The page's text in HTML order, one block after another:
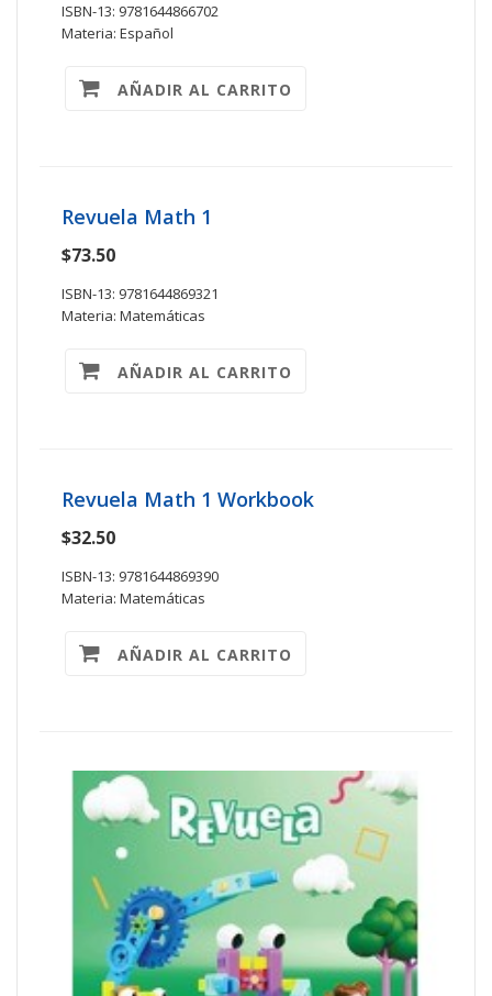
ISBN-13: 9781644866702
Materia: Español
AÑADIR AL CARRITO
Revuela Math 1
$73.50
ISBN-13: 9781644869321
Materia: Matemáticas
AÑADIR AL CARRITO
Revuela Math 1 Workbook
$32.50
ISBN-13: 9781644869390
Materia: Matemáticas
AÑADIR AL CARRITO